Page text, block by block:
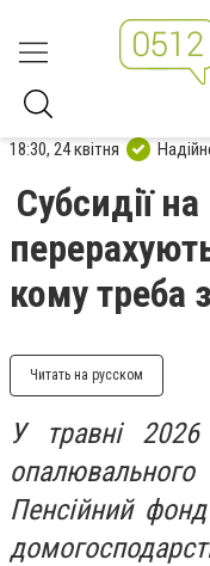
18:30, 24 квітня
Субсидії
кому треба
Читать на русском
У травні
Пенсійний